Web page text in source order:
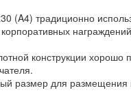
(A4) традиционно
конструкции хорошо
размер для